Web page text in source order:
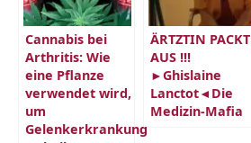
Cannabis bei
Arthritis: Wie
eine Pflanze
verwendet wird,
um
Gelenkerkrankung
ÄRTZTIN PACKT
AUS !!!
►Ghislaine
Lanctot◄Die
Medizin-Mafia